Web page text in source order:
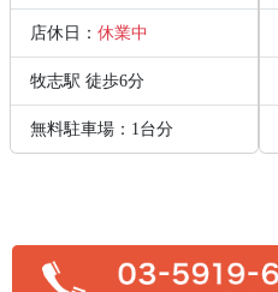
店休日： 休業中
牧志駅 徒歩6分
無料駐車場：1台分